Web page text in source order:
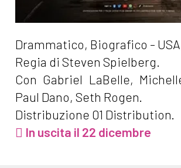
Drammatico, Biografico -
Regia di Steven Spielberg.
Con Gabriel LaBelle,
Paul Dano, Seth Rogen.
Distribuzione 01 Distribution.
In uscita il 22 dicembre